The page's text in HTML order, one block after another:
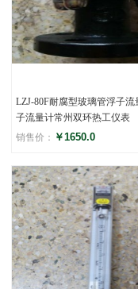
LZJ-80F耐腐型玻璃管浮子流
子流量计常州双环热工仪表
销售价： ￥1650.0
评分
(0)